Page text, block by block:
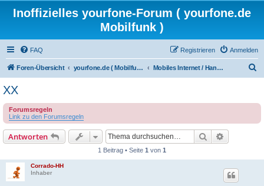
Inoffizielles yourfone-Forum ( yourfone.de
Mobilfunk )
FAQ Anmelden
Registrieren
Foren-Übersicht yourfone.de ( Mobilfunkangebot ) Mobiles Internet / Handysurfen
e
XX
Forumsregeln
Link zu den Forumsregeln
Antworten Suche
1 Beitrag • Seite 1 von 1
Corrado-HH
Inhaber